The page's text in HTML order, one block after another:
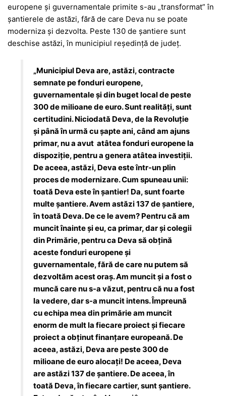
europene și guvernamentale primite s-au „transformat” în
șantierele de astăzi, fără de care Deva nu se poate
moderniza și dezvolta. Peste 130 de șantiere sunt
deschise astăzi, în municipiul reședință de județ.
„Municipiul Deva are, astăzi, contracte
semnate pe fonduri europene,
guvernamentale și din buget local de peste
300 de milioane de euro. Sunt realități, sunt
certitudini. Niciodată Deva, de la Revoluție
și până în urmă cu șapte ani, când am ajuns
primar, nu a avut atâtea fonduri europene la
dispoziție, pentru a genera atâtea investiții.
De aceea, astăzi, Deva este într-un plin
proces de modernizare. Cum spuneau unii:
toată Deva este în șantier! Da, sunt foarte
multe șantiere. Avem astăzi 137 de șantiere,
în toată Deva. De ce le avem? Pentru că am
muncit înainte și eu, ca primar, dar și colegii
din Primărie, pentru ca Deva să obțină
aceste fonduri europene și
guvernamentale, fără de care nu putem să
dezvoltăm acest oraș. Am muncit și a fost o
muncă care nu s-a văzut, pentru că nu a fost
la vedere, dar s-a muncit intens. Împreună
cu echipa mea din primărie am muncit
enorm de mult la fiecare proiect și fiecare
proiect a obținut finanțare europeană. De
aceea, astăzi, Deva are peste 300 de
milioane de euro alocați! De aceea, Deva
are astăzi 137 de șantiere. De aceea, în
toată Deva, în fiecare cartier, sunt șantiere.